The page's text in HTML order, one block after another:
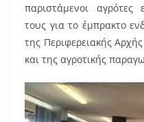
παριστάμενοι αγρότες
τους για το έμπρακτο
της Περιφερειακής
και της αγροτικής